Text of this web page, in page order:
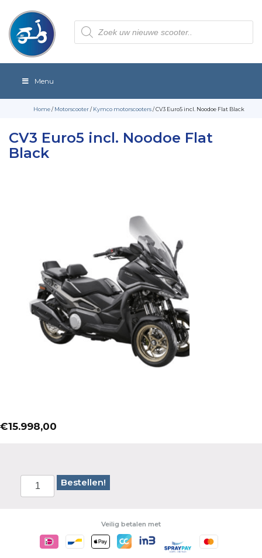
Producten
zoeken
Menu
Home/Motorscooter/Kymco motorscooters/ CV3 Euro5 incl. Noodoe Flat Black
CV3 Euro5 incl. Noodoe Flat
Black
€15.998,00
Bestellen!
Veilig betalen met